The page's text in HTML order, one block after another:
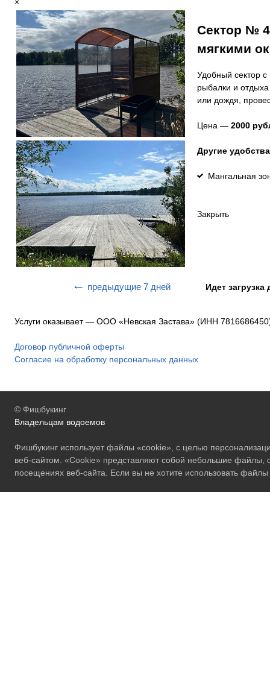
Сектор №
мягкими
Удобный сектор
рыбалки и
или дождя,
Цена — 2000
Другие удобства
Мангальная
Закрыть
предыдущие 7 дней Идет загрузка
Услуги оказывает — ООО «Невская Застава» (ИНН
Договор публичной оферты
Согласие на обработку персональных данных
© Фишбукинг
Владельцам водоемов
Фишбукинг использует файлы «cookie», с целью
веб-сайтом. «Cookie» представляют собой небольшие
посещениях веб-сайта. Если вы не хотите использовать